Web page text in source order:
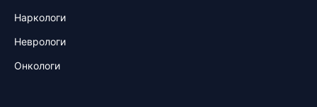
Наркологи
Неврологи
Онкологи